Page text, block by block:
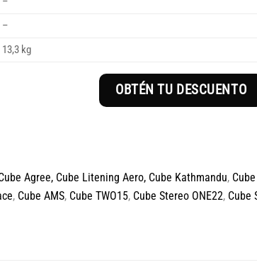
–
13,3 kg
OBTÉN TU DESCUENTO
Agree, Cube Litening Aero, Cube Kathmandu,
, Cube AMS, Cube TWO15, Cube Stereo ONE22, Cube